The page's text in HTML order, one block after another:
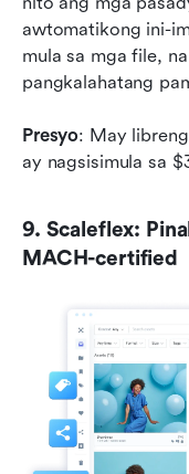
awtomatikong ini-
mula sa mga file,
pangkalahatang
Presyo: May
ay nagsisimula sa
9. Scaleflex:
MACH-certified